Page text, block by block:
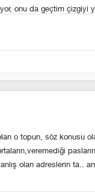
onu da geçtim çizgiyi
aynı verimliliği başka
aldığında gayet
o topun, söz konusu
olan adreslerin ta..